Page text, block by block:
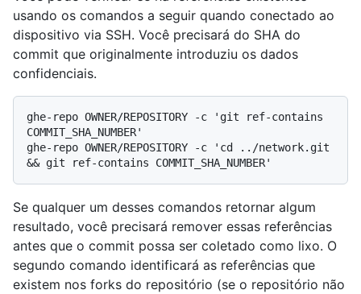
usando os comandos a seguir quando conectado ao
dispositivo via SSH. Você precisará do SHA do
commit que originalmente introduziu os dados
confidenciais.
ghe-repo OWNER/REPOSITORY -c 'git ref-contains
COMMIT_SHA_NUMBER'
ghe-repo OWNER/REPOSITORY -c 'cd ../network.git
Se qualquer um desses comandos retornar algum
resultado, você precisará remover essas referências
antes que o commit possa ser coletado como lixo. O
segundo comando identificará as referências que
existem nos forks do repositório (se o repositório não